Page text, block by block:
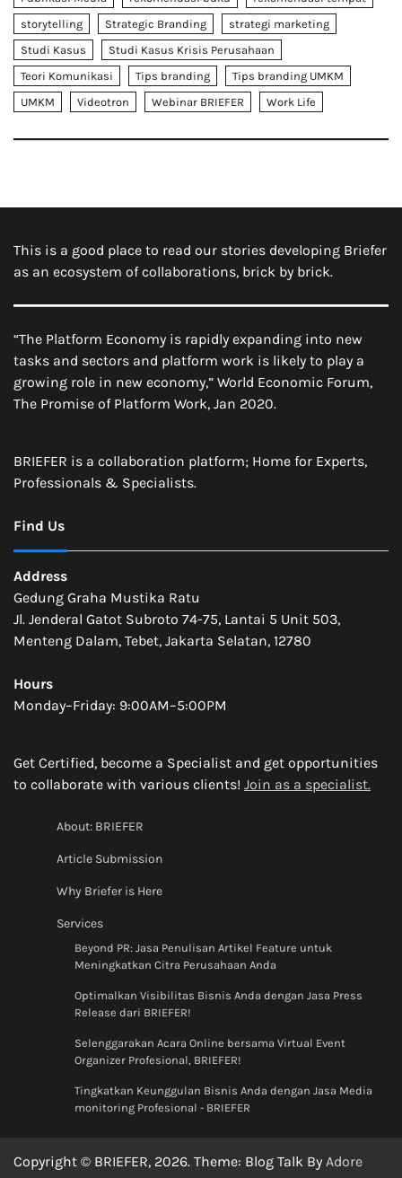
storytelling
Strategic Branding
strategi marketing
Studi Kasus
Studi Kasus Krisis Perusahaan
Teori Komunikasi
Tips branding
Tips branding UMKM
UMKM
Videotron Webinar BRIEFER Work Life
This is a good place to read our stories developing Briefer
as an ecosystem of collaborations, brick by brick.
“The Platform Economy is rapidly expanding into new
tasks and sectors and platform work is likely to play a
growing role in new economy,” World Economic Forum,
The Promise of Platform Work, Jan 2020.
BRIEFER is a collaboration platform; Home for Experts,
Professionals & Specialists.
Find Us
Address
Gedung Graha Mustika Ratu
Jl. Jenderal Gatot Subroto 74-75, Lantai 5 Unit 503,
Menteng Dalam, Tebet, Jakarta Selatan, 12780
Hours
Monday–Friday: 9:00AM–5:00PM
Get Certified, become a Specialist and get opportunities
to collaborate with various clients! Join as a specialist.
About: BRIEFER
Article Submission
Why Briefer is Here
Services
Beyond PR: Jasa Penulisan Artikel Feature untuk
Meningkatkan Citra Perusahaan Anda
Optimalkan Visibilitas Bisnis Anda dengan Jasa Press
Release dari BRIEFER!
Selenggarakan Acara Online bersama Virtual Event
Organizer Profesional, BRIEFER!
Tingkatkan Keunggulan Bisnis Anda dengan Jasa Media
monitoring Profesional - BRIEFER
Copyright © BRIEFER, 2026. Theme: Blog Talk By Adore